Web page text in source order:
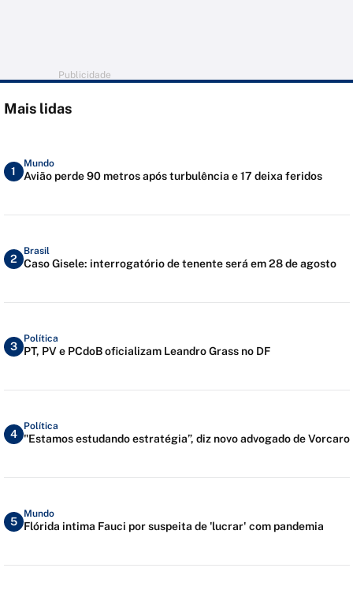
Publicidade
Mais lidas
1
Mundo
Avião perde 90 metros após turbulência e 17 deixa feridos
2
Brasil
Caso Gisele: interrogatório de tenente será em 28 de agosto
3
Política
PT, PV e PCdoB oficializam Leandro Grass no DF
4
Política
"Estamos estudando estratégia”, diz novo advogado de Vorcaro
5
Mundo
Flórida intima Fauci por suspeita de 'lucrar' com pandemia